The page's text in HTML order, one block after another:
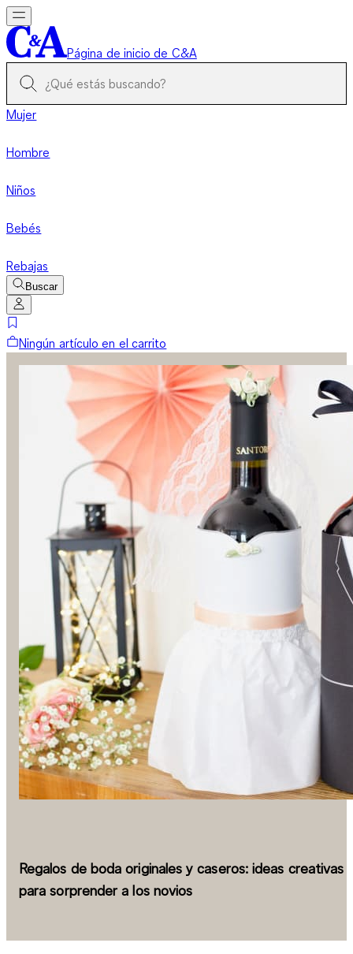
Página de inicio de C&A
Mujer
Hombre
Niños
Bebés
Rebajas
Buscar
Ningún artículo en el carrito
Regalos de boda originales y caseros: ideas creativas
para sorprender a los novios